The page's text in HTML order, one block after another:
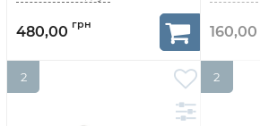
480,00 160,00
2 2